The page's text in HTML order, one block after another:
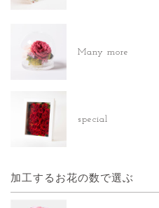
Many more
special
加工するお花の数で選ぶ